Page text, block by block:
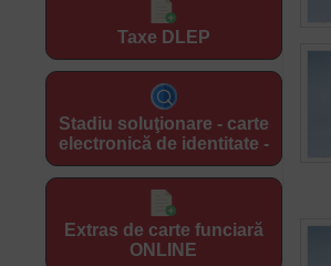
Taxe DLEP
Stadiu soluţionare - carte
electronică de identitate -
Extras de carte funciară
ONLINE